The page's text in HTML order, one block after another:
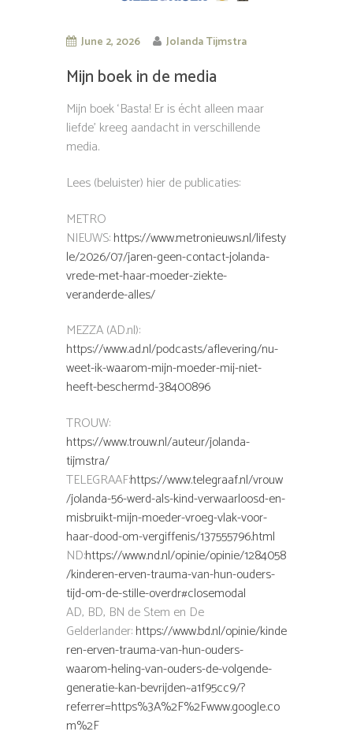
June 2, 2026 Jolanda Tijmstra
Mijn boek in de media
Mijn boek ‘Basta! Er is écht alleen maar
liefde’ kreeg aandacht in verschillende
media.
Lees (beluister) hier de publicaties:
METRO
NIEUWS:https://www.metronieuws.nl/lifesty
le/2026/07/jaren-geen-contact-jolanda-
vrede-met-haar-moeder-ziekte-
veranderde-alles/
MEZZA (AD.nl):
https://www.ad.nl/podcasts/aflevering/nu-
weet-ik-waarom-mijn-moeder-mij-niet-
heeft-beschermd-38400896
TROUW:
https://www.trouw.nl/auteur/jolanda-
tijmstra/
TELEGRAAF:https://www.telegraaf.nl/vrouw
/jolanda-56-werd-als-kind-verwaarloosd-en-
misbruikt-mijn-moeder-vroeg-vlak-voor-
haar-dood-om-vergiffenis/137555796.html
ND:https://www.nd.nl/opinie/opinie/1284058
/kinderen-erven-trauma-van-hun-ouders-
tijd-om-de-stille-overdr#closemodal
AD, BD, BN de Stem en De
Gelderlander:https://www.bd.nl/opinie/kinde
ren-erven-trauma-van-hun-ouders-
waarom-heling-van-ouders-de-volgende-
generatie-kan-bevrijden~a1f95cc9/?
referrer=https%3A%2F%2Fwww.google.co
m%2F